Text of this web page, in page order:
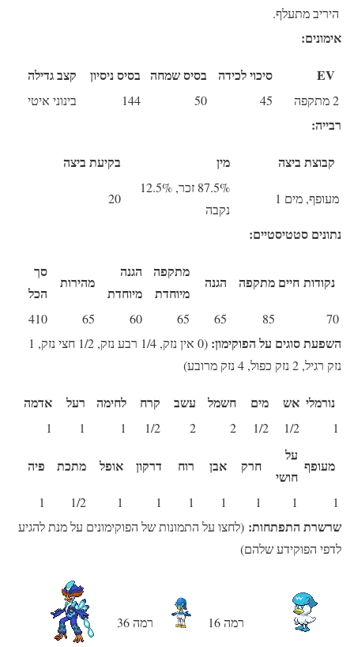
היריב מתעלף.
אימונים:
EV סיכוי לכידה בסיס שמחה בסיס ניסיון קצב גדילה
2 מתקפה 45
50
144 בינוני איטי
רבייה:
קבוצת ביצה מין בקיעת ביצה
מעופף, מים 1
87.5% זכר, 12.5%
נקבה
20
נתונים סטטיסטיים:
נקודות חיים מתקפה הגנה
מתקפה
מיוחדת
הגנה
מיוחדת
מהירות
סך
הכל
70
85
65
65
60
65
410
השפעת סוגים על הפוקימון:
(0 אין נזק, 1/4 רבע נזק, 1/2 חצי נזק, 1
נזק רגיל, 2 נזק כפול, 4 נזק מרובע)
נורמלי אש מים חשמל עשב קרח לחימה רעל אדמה
1
1/2
1/2
2
2
1/2
1
1
1
מעופף
על
חושי
חרק אבן רוח דרקון אופל מתכת פיה
1
1
1
1
1
1
1
1/2
1
שרשרת התפתחות: (לחצו על התמונות של הפוקימונים על מנת להגיע
לדפי הפוקידע שלהם)
רמה 16 רמה 36